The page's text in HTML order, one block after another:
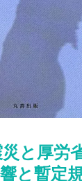
災と厚労
と暫定